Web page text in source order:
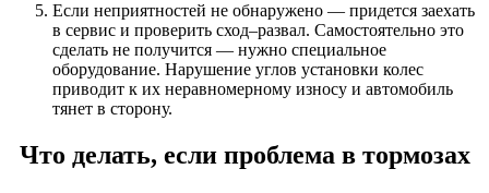
Если неприятностей не обнаружено — придется заехать
в сервис и проверить сход–развал. Самостоятельно это
сделать не получится — нужно специальное
оборудование. Нарушение углов установки колес
приводит к их неравномерному износу и автомобиль
тянет в сторону.
Что делать, если проблема в тормозах